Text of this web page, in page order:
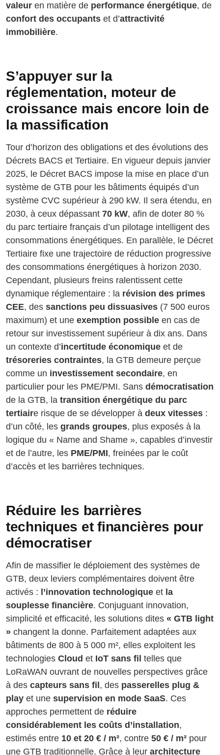
valeur en matière de performance énergétique, de
confort des occupants et d’attractivité
immobilière.
S’appuyer sur la
réglementation, moteur de
croissance mais encore loin de
la massification
Tour d’horizon des obligations et des évolutions des
Décrets BACS et Tertiaire. En vigueur depuis janvier
2025, le Décret BACS impose la mise en place d’un
système de GTB pour les bâtiments équipés d’un
système CVC supérieur à 290 kW. Il sera étendu, en
2030, à ceux dépassant 70 kW, afin de doter 80 %
du parc tertiaire français d’un pilotage intelligent des
consommations énergétiques. En parallèle, le Décret
Tertiaire fixe une trajectoire de réduction progressive
des consommations énergétiques à horizon 2030.
Cependant, plusieurs freins ralentissent cette
dynamique réglementaire : la révision des primes
CEE, des sanctions peu dissuasives (7 500 euros
maximum) et une exemption possible en cas de
retour sur investissement supérieur à dix ans. Dans
un contexte d’incertitude économique et de
trésoreries contraintes, la GTB demeure perçue
comme un investissement secondaire, en
particulier pour les PME/PMI. Sans démocratisation
de la GTB, la transition énergétique du parc
tertiaire risque de se développer à deux vitesses :
d’un côté, les grands groupes, plus exposés à la
logique du « Name and Shame », capables d’investir
et de l’autre, les PME/PMI, freinées par le coût
d’accès et les barrières techniques.
Réduire les barrières
techniques et financières pour
démocratiser
Afin de massifier le déploiement des systèmes de
GTB, deux leviers complémentaires doivent être
activés : l’innovation technologique et la
souplesse financière. Conjuguant innovation,
simplicité et efficacité, les solutions dites « GTB light
» changent la donne. Parfaitement adaptées aux
bâtiments de 800 à 5 000 m², elles exploitent les
technologies Cloud et IoT sans fil telles que
LoRaWAN ouvrant de nouvelles perspectives grâce
à des capteurs sans fil , des passerelles plug &
play et une supervision en mode SaaS. Ces
approches permettent de réduire
considérablement les coûts d’installation,
estimés entre 10 et 20 € / m², contre 50 € / m² pour
une GTB traditionnelle. Grâce à leur architecture